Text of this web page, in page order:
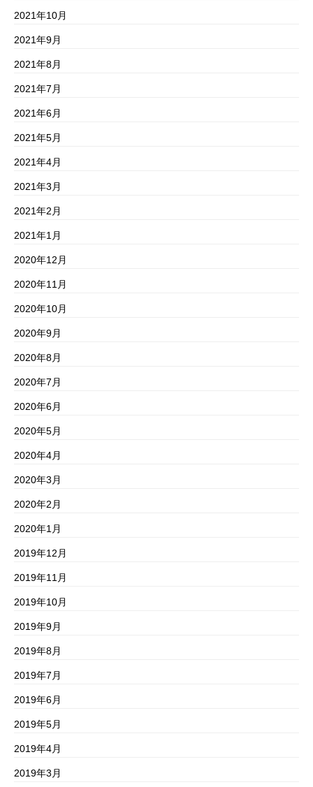
2021年10月
2021年9月
2021年8月
2021年7月
2021年6月
2021年5月
2021年4月
2021年3月
2021年2月
2021年1月
2020年12月
2020年11月
2020年10月
2020年9月
2020年8月
2020年7月
2020年6月
2020年5月
2020年4月
2020年3月
2020年2月
2020年1月
2019年12月
2019年11月
2019年10月
2019年9月
2019年8月
2019年7月
2019年6月
2019年5月
2019年4月
2019年3月